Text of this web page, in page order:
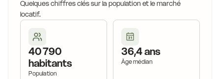
Quelques chiffres clés sur la population et le marché
locatif.
40 790
habitants
Population
36,4 ans
Âge médian